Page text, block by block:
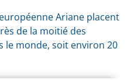
Ariane placent
de la moitié des
le monde, soit environ 20